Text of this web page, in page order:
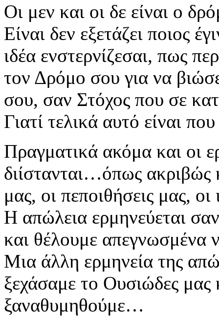
Οι μεν και οι δε είναι ο
Είναι δεν εξετάζει ποιος
ιδέα ενστερνίζεσαι, πως
τον Δρόμο σου για να
σου, σαν Στόχος που σε
Γιατί τελικά αυτό είναι
Πραγματικά ακόμα και οι
διίστανται…όπως ακριβώς
μας, οι πεποιθήσεις μας,
Η απώλεια ερμηνεύεται
και θέλουμε απεγνωσμένα
Μια άλλη ερμηνεία της
ξεχάσαμε το Ουσιώδες μας
ξαναθυμηθούμε…